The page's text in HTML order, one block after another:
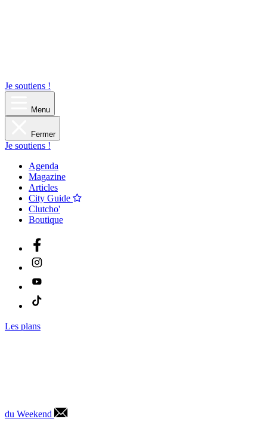
Je soutiens !
Menu
Fermer
Je soutiens !
Agenda
Magazine
Articles
City Guide
Clutcho'
Boutique
Les plans
du Weekend